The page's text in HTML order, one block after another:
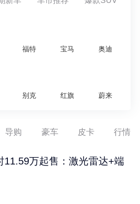
福特 宝马 奥迪
别克 红旗 蔚来
导购 豪车 皮卡 行情
11.59万起售：激光雷达+端